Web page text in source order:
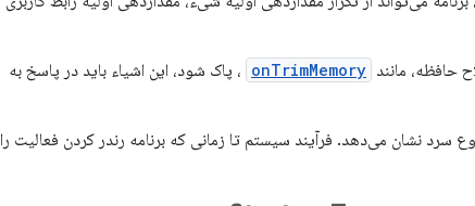
حافظه، مانند onTrimMemory ، پاک شود، این اشیاء باید در پاسخ به
نشان می‌دهد. فرآیند سیستم تا زمانی که برنامه رندر کردن فعالیت را